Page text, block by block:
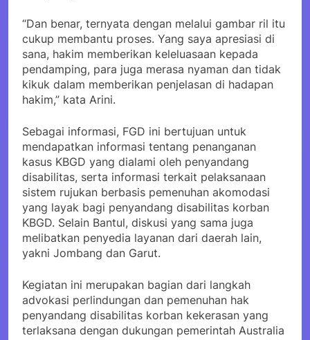
“Dan benar, ternyata dengan melalui gambar ril itu
cukup membantu proses. Yang saya apresiasi di
sana, hakim memberikan keleluasaan kepada
pendamping, para juga merasa nyaman dan tidak
kikuk dalam memberikan penjelasan di hadapan
hakim,” kata Arini.
Sebagai informasi, FGD ini bertujuan untuk
mendapatkan informasi tentang penanganan
kasus KBGD yang dialami oleh penyandang
disabilitas, serta informasi terkait pelaksanaan
sistem rujukan berbasis pemenuhan akomodasi
yang layak bagi penyandang disabilitas korban
KBGD. Selain Bantul, diskusi yang sama juga
melibatkan penyedia layanan dari daerah lain,
yakni Jombang dan Garut.
Kegiatan ini merupakan bagian dari langkah
advokasi perlindungan dan pemenuhan hak
penyandang disabilitas korban kekerasan yang
terlaksana dengan dukungan pemerintah Australia